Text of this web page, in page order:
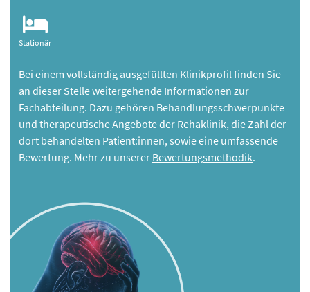
Stationär
Bei einem vollständig ausgefüllten Klinikprofil finden Sie
an dieser Stelle weitergehende Informationen zur
Fachabteilung. Dazu gehören Behandlungsschwerpunkte
und therapeutische Angebote der Rehaklinik, die Zahl der
dort behandelten Patient:innen, sowie eine umfassende
Bewertung. Mehr zu unserer Bewertungsmethodik.